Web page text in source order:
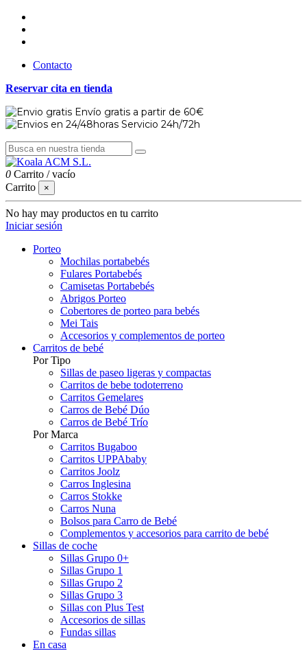
Contacto
Reservar cita en tienda
Envío gratis a partir de 60€
Servicio 24h/72h
0 Carrito /vacío
Carrito
×
No hay may productos en tu carrito
Iniciar sesión
Porteo
Mochilas portabebés
Fulares Portabebés
Camisetas Portabebés
Abrigos Porteo
Cobertores de porteo para bebés
Mei Tais
Accesorios y complementos de porteo
Carritos de bebé
Por Tipo
Sillas de paseo ligeras y compactas
Carritos de bebe todoterreno
Carritos Gemelares
Carros de Bebé Dúo
Carros de Bebé Trío
Por Marca
Carritos Bugaboo
Carritos UPPAbaby
Carritos Joolz
Carros Inglesina
Carros Stokke
Carros Nuna
Bolsos para Carro de Bebé
Complementos y accesorios para carrito de bebé
Sillas de coche
Sillas Grupo 0+
Sillas Grupo 1
Sillas Grupo 2
Sillas Grupo 3
Sillas con Plus Test
Accesorios de sillas
Fundas sillas
En casa